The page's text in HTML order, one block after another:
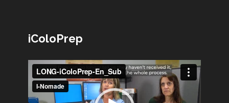
iColoPrep
Lecteur
vidéo